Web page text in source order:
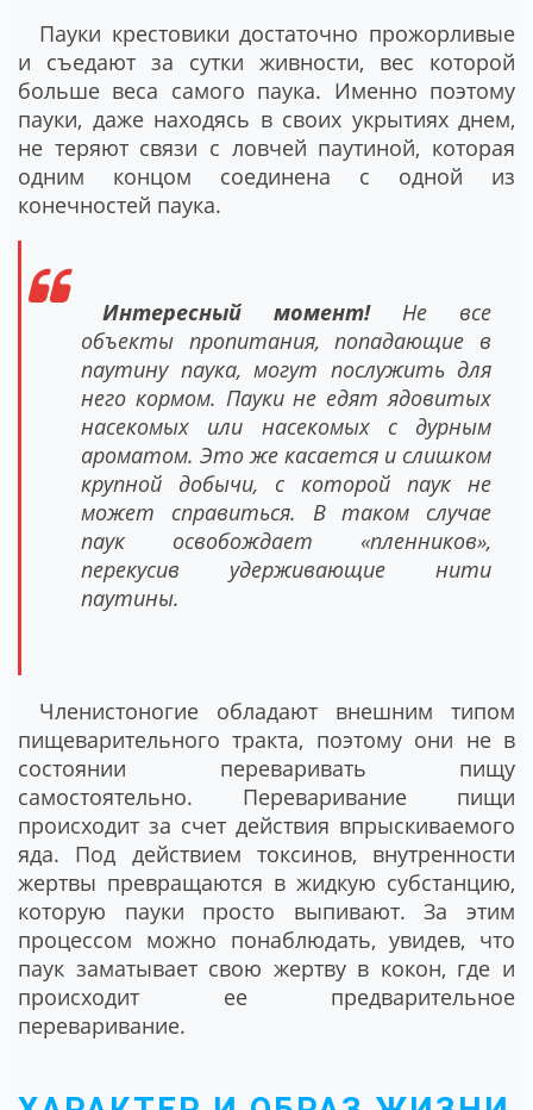
Пауки крестовики достаточно прожорливые
и съедают за сутки живности, вес которой
больше веса самого паука. Именно поэтому
пауки, даже находясь в своих укрытиях днем,
не теряют связи с ловчей паутиной, которая
одним концом соединена с одной из
конечностей паука.
Интересный момент!Не все
объекты пропитания, попадающие в
паутину паука, могут послужить для
него кормом. Пауки не едят ядовитых
насекомых или насекомых с дурным
ароматом. Это же касается и слишком
крупной добычи, с которой паук не
может справиться. В таком случае
паук освобождает «пленников»,
перекусив удерживающие нити
паутины.
Членистоногие обладают внешним типом
пищеварительного тракта, поэтому они не в
состоянии переваривать пищу
самостоятельно. Переваривание пищи
происходит за счет действия впрыскиваемого
яда. Под действием токсинов, внутренности
жертвы превращаются в жидкую субстанцию,
которую пауки просто выпивают. За этим
процессом можно понаблюдать, увидев, что
паук заматывает свою жертву в кокон, где и
происходит ее предварительное
переваривание.